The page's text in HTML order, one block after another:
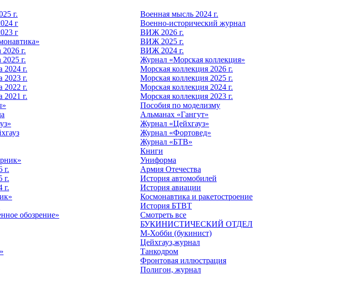
г.
г
г
г.
г.
2024 г.
2023 г.
2022 г.
2021 г.
г.
г.
г.
обозрение»
Военная мысль 2024 г.
Военно-исторический журнал
ВИЖ 2026 г.
ВИЖ 2025 г.
ВИЖ 2024 г.
Журнал «Морская коллекция»
Морская коллекция 2026 г.
Морская коллекция 2025 г.
Морская коллекция 2024 г.
Морская коллекция 2023 г.
Пособия по моделизму
Альманах «Гангут»
Журнал «Цейхгауз»
Журнал «Фортовед»
Журнал «БТВ»
Книги
Униформа
Армия Отечества
История автомобилей
История авиации
Космонавтика и ракетостроение
История БТВТ
Смотреть все
БУКИНИСТИЧЕСКИЙ ОТДЕЛ
М-Хобби (букинист)
Цейхгауз,журнал
Танкодром
Фронтовая иллюстрация
Полигон, журнал